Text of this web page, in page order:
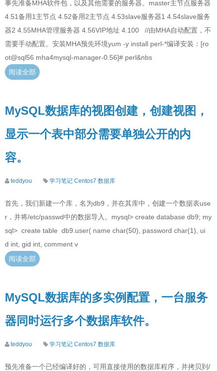
事先准备MHA软件包，以及其他需要的服务器。master主节点服务器
4.51备用1主节点 4.52备用2主节点 4.53slave服务器1 4.54slave服务
器2 4.55MHA管理服务器 4.56VIP地址 4.100 //由MHA自动配置，不
需要手动配置。安装MHA预先环境yum -y install perl-*编译安装：[ro
ot@sql56 mha4mysql-manager-0.56]# perl&nbs
阅读全部
MySQL数据库的视图创建，创建视图，
显示一个表中部分需要单独公开的内
容。
teddyou 学习笔记 Centos7 数据库
首先，我们新建一个库，名为db9，并在其库中，创建一个数据表use
r，并将/etc/passwd中的数据导入。mysql> create database db9; my
sql> create table db9.user( name char(50), password char(1), ui
d int, gid int, comment v
阅读全部
MySQL数据库的多实例配置，一台服务
器同时运行多个数据库软件。
teddyou 学习笔记 Centos7 数据库
预先准备一个已经编译好的，可用直接使用的数据库程序，并拷贝到/